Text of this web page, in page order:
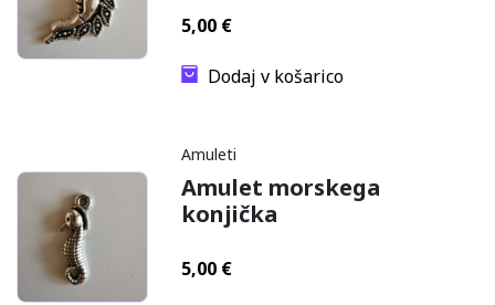
5,00 €
Dodaj v košarico
Amuleti
Amulet morskega
konjička
5,00 €